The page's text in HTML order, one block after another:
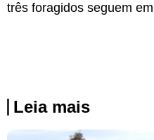
três foragidos seguem
Leia mais